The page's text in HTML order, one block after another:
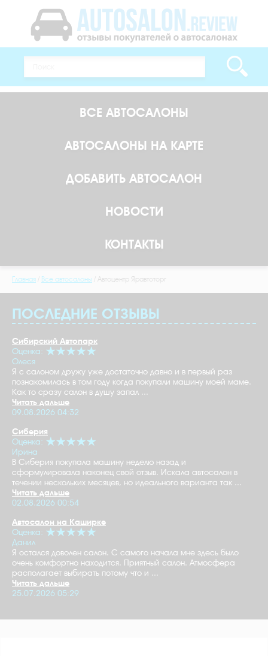
ВСЕ АВТОСАЛОНЫ
АВТОСАЛОНЫ НА КАРТЕ
ДОБАВИТЬ АВТОСАЛОН
НОВОСТИ
КОНТАКТЫ
Главная Все автосалоны Автоцентр Яравтоторг
ПОСЛЕДНИЕ ОТЗЫВЫ
Сибирский Автопарк
Оценка:
Олеся
Я с салоном дружу уже достаточно давно и в первый раз
познакомилась в том году когда покупали машину моей маме.
Как то сразу салон в душу запал ...
Читать дальше
09.08.2026 04:32
Сиберия
Оценка:
Ирина
В Сиберия покупала машину неделю назад и
сформулировала наконец свой отзыв. Искала автосалон в
течении нескольких месяцев, но идеального варианта так ...
Читать дальше
02.08.2026 00:54
Автосалон на Каширке
Оценка:
Данил
Я остался доволен салон. С самого начала мне здесь было
очень комфортно находится. Приятный салон. Атмосфера
располагает выбирать потому что и ...
Читать дальше
25.07.2026 05:29